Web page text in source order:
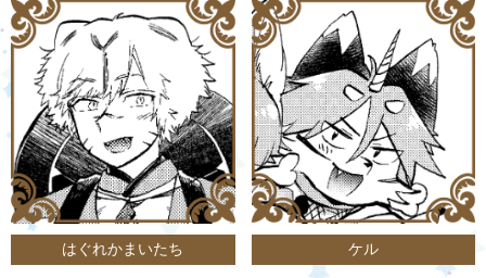
はぐれかまいたち ケル